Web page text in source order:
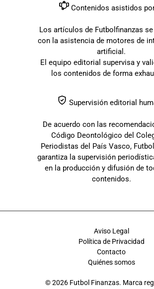
Contenidos asistidos
Los artículos de Futbolfinanzas
con la asistencia de motores de
artificial.
El equipo editorial supervisa y
los contenidos de forma
Supervisión editorial
De acuerdo con las
Código Deontológico del
Periodistas del País Vasco,
garantiza la supervisión
en la producción y difusión de
contenidos.
Aviso Legal
Política de Privacidad
Contacto
Quiénes somos
© 2026 Futbol Finanzas. Marca